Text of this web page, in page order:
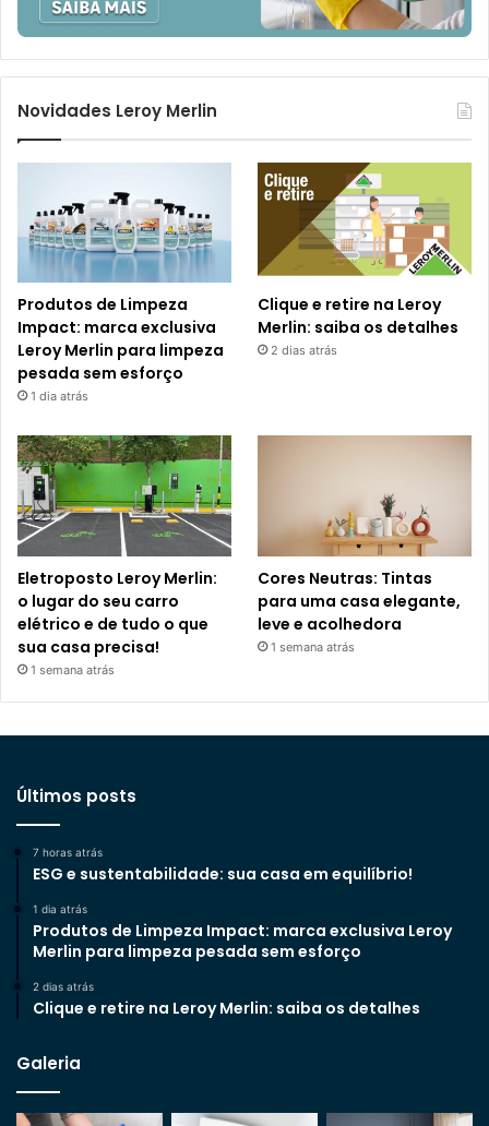
Novidades Leroy Merlin
Produtos de Limpeza
Impact: marca exclusiva
Leroy Merlin para limpeza
pesada sem esforço
1 dia atrás
Clique e retire na Leroy
Merlin: saiba os detalhes
2 dias atrás
Eletroposto Leroy Merlin:
o lugar do seu carro
elétrico e de tudo o que
sua casa precisa!
1 semana atrás
Cores Neutras: Tintas
para uma casa elegante,
leve e acolhedora
1 semana atrás
Últimos posts
7 horas atrás
ESG e sustentabilidade: sua casa em equilíbrio!
1 dia atrás
Produtos de Limpeza Impact: marca exclusiva Leroy
Merlin para limpeza pesada sem esforço
2 dias atrás
Clique e retire na Leroy Merlin: saiba os detalhes
Galeria